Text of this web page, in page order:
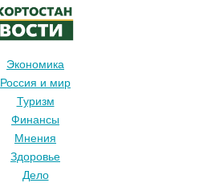
Экономика
Россия и мир
Туризм
Финансы
Мнения
Здоровье
Дело